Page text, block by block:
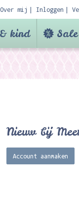
Over mij Inloggen
kind Sale
Nieuw bij
Account aanmaken